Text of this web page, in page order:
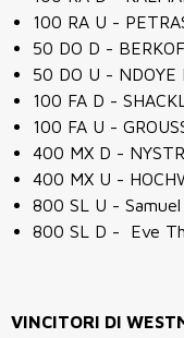
100 RA U -
50 DO D -
50 DO U - NDOYE
100 FA D -
100 FA U -
400 MX D -
400 MX U -
800 SL U -
800 SL D - Eve
VINCITORI DI